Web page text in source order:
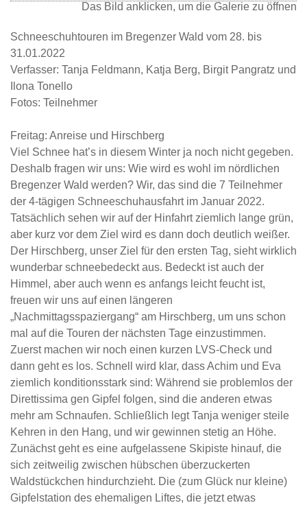
Schneeschuhtouren im Bregenzer Wald vom 28. bis
31.01.2022
Verfasser: Tanja Feldmann, Katja Berg, Birgit Pangratz und
Ilona Tonello
Fotos: Teilnehmer
Freitag: Anreise und Hirschberg
Viel Schnee hat’s in diesem Winter ja noch nicht gegeben.
Deshalb fragen wir uns: Wie wird es wohl im nördlichen
Bregenzer Wald werden? Wir, das sind die 7 Teilnehmer
der 4-tägigen Schneeschuhausfahrt im Januar 2022.
Tatsächlich sehen wir auf der Hinfahrt ziemlich lange grün,
aber kurz vor dem Ziel wird es dann doch deutlich weißer.
Der Hirschberg, unser Ziel für den ersten Tag, sieht wirklich
wunderbar schneebedeckt aus. Bedeckt ist auch der
Himmel, aber auch wenn es anfangs leicht feucht ist,
freuen wir uns auf einen längeren
„Nachmittagsspaziergang“ am Hirschberg, um uns schon
mal auf die Touren der nächsten Tage einzustimmen.
Zuerst machen wir noch einen kurzen LVS-Check und
dann geht es los. Schnell wird klar, dass Achim und Eva
ziemlich konditionsstark sind: Während sie problemlos der
Direttissima gen Gipfel folgen, sind die anderen etwas
mehr am Schnaufen. Schließlich legt Tanja weniger steile
Kehren in den Hang, und wir gewinnen stetig an Höhe.
Zunächst geht es eine aufgelassene Skipiste hinauf, die
sich zeitweilig zwischen hübschen überzuckerten
Waldstückchen hindurchzieht. Die (zum Glück nur kleine)
Gipfelstation des ehemaligen Liftes, die jetzt etwas